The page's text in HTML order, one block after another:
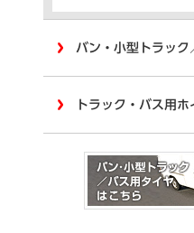
バン・小型トラック
トラック・バス用ホ